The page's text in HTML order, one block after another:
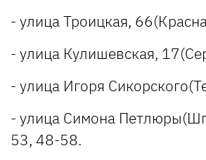
- улица Троицкая,
- улица Кулишевская,
- улица Игоря
- улица Симона
53, 48-58.